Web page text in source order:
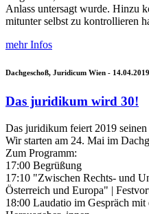
Anlass untersagt wurde. Hinzu
mitunter selbst zu kontrollieren
mehr Infos
Dachgeschoß, Juridicum Wien -
Das juridikum wird 30!
Das juridikum feiert 2019
Wir starten am 24. Mai im
Zum Programm:
17:00 Begrüßung
17:10 "Zwischen Rechts- und
Österreich und Europa" |
18:00 Laudatio im Gespräch mit